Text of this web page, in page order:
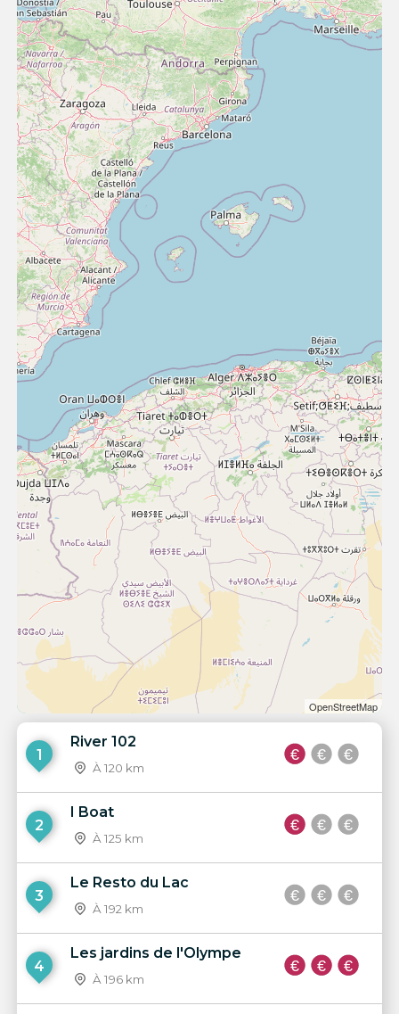
OpenStreetMap
1
River 102
À 120 km
2
I Boat
À 125 km
3
Le Resto du Lac
À 192 km
4
Les jardins de l'Olympe
À 196 km